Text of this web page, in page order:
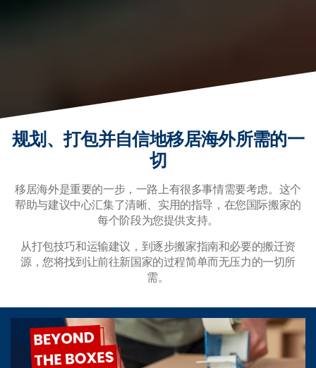
规划、打包并自信地移居海外所需的一
切
移居海外是重要的一步，一路上有很多事情需要考虑。这个
帮助与建议中心汇集了清晰、实用的指导，在您国际搬家的
每个阶段为您提供支持。
从打包技巧和运输建议，到逐步搬家指南和必要的搬迁资
源，您将找到让前往新国家的过程简单而无压力的一切所
需。